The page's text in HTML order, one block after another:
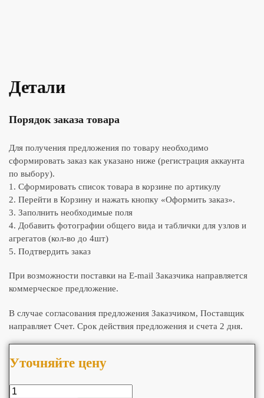
Детали
Порядок заказа товара
Для получения предложения по товару необходимо
сформировать заказ как указано ниже (регистрация аккаунта
по выбору).
1. Сформировать список товара в корзине по артикулу
2. Перейти в Корзину и нажать кнопку «Оформить заказ».
3. Заполнить необходимые поля
4. Добавить фотографии общего вида и таблички для узлов и
агрегатов (кол-во до 4шт)
5. Подтвердить заказ
При возможности поставки на E-mail Заказчика направляется
коммерческое предложение.
В случае согласования предложения Заказчиком, Поставщик
направляет Счет. Срок действия предложения и счета 2 дня.
Уточняйте цену